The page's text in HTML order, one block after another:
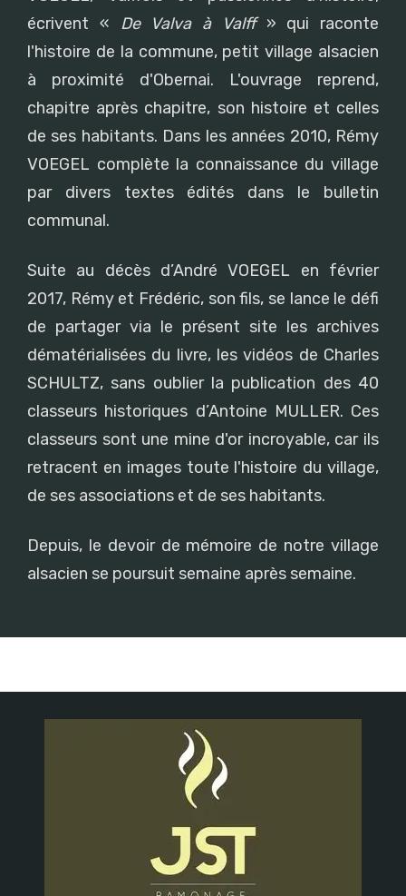
écrivent « De Valva à Valff» qui raconte
l'histoire de la commune, petit village alsacien
à proximité d'Obernai. L'ouvrage reprend,
chapitre après chapitre, son histoire et celles
de ses habitants. Dans les années 2010, Rémy
VOEGEL complète la connaissance du village
par divers textes édités dans le bulletin
communal.
Suite au décès d’André VOEGEL en février
2017, Rémy et Frédéric, son fils, se lance le défi
de partager via le présent site les archives
dématérialisées du livre, les vidéos de Charles
SCHULTZ, sans oublier la publication des 40
classeurs historiques d’Antoine MULLER. Ces
classeurs sont une mine d'or incroyable, car ils
retracent en images toute l'histoire du village,
de ses associations et de ses habitants.
Depuis, le devoir de mémoire de notre village
alsacien se poursuit semaine après semaine.